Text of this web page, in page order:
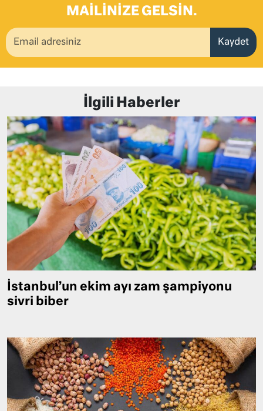
MAILINIZE GELSIN.
Kaydet
İlgili Haberler
İstanbul’un ekim ayı zam şampiyonu
sivri biber